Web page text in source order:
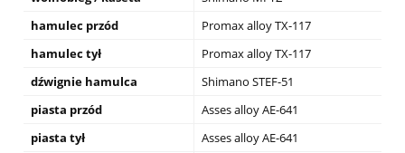
hamulec przód
Promax alloy TX-117
hamulec tył
Promax alloy TX-117
dźwignie hamulca
Shimano STEF-51
piasta przód
Asses alloy AE-641
piasta tył
Asses alloy AE-641